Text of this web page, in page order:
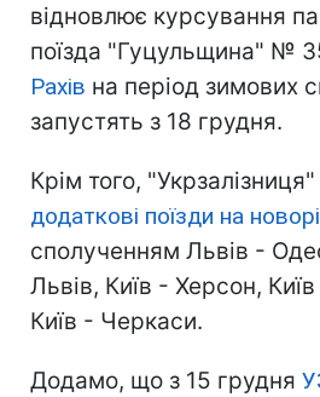
відновлює курсування
поїзда "Гуцульщина" №
Рахів на період зимових
запустять з 18 грудня.
Крім того,
додаткові поїзди на
сполученням Львів -
Львів, Київ - Херсон,
Київ - Черкаси.
Додамо, що з 15 грудня